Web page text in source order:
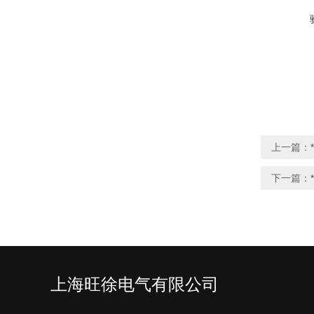
上一篇：
下一篇：
上海旺徐电气有限公司